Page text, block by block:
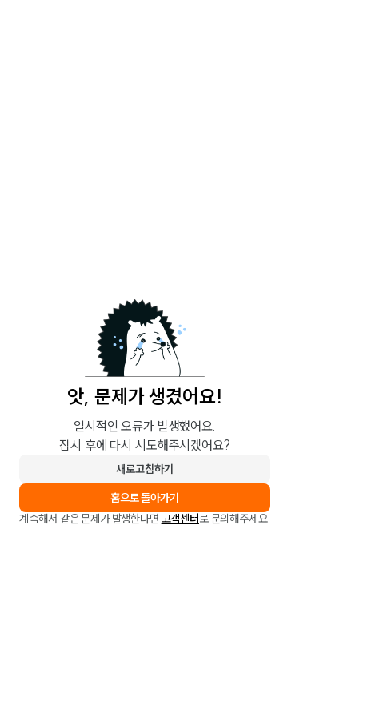
앗, 문제가 생겼어요!
일시적인 오류가 발생했어요.
잠시 후에 다시 시도해주시겠어요?
새로고침하기
홈으로 돌아가기
계속해서 같은 문제가 발생한다면 고객센터로 문의해주세요.